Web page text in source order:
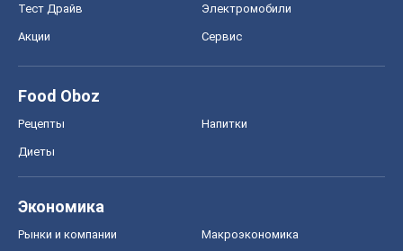
Тест Драйв Электромобили
Акции Сервис
Food Oboz
Рецепты Напитки
Диеты
Экономика
Рынки и компании Mакроэкономика